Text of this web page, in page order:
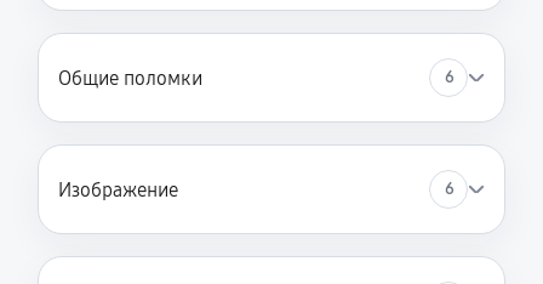
Общие поломки 6
Изображение 6